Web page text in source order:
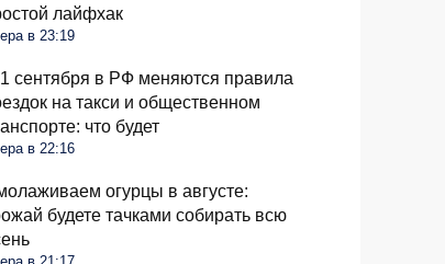
лайфхак
в 23:19
сентября в РФ меняются правила
на такси и общественном
что будет
в 22:16
огурцы в августе:
будете тачками собирать всю